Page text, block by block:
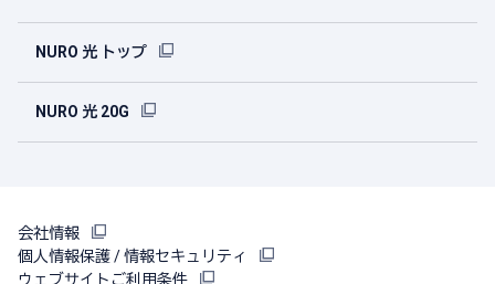
NURO 光 トップ
NURO 光 20G
会社情報
個人情報保護 / 情報セキュリティ
ウェブサイトご利用条件